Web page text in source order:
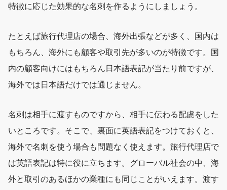
特徴に応じた効果的な名刺を作るようにしましょう。
たとえば旅行代理店の場合、海外出張などが多く、国内は
もちろん、海外にも顧客や取引先が多いのが特徴です。国
内の顧客向けにはもちろん日本語表記が当たり前ですが、
海外では日本語だけでは通じません。
名刺は相手に渡すものですから、相手に伝わる配慮をした
いところです。そこで、裏面に英語表記をつけておくと、
海外で名刺を使う場合も問題なく使えます。旅行代理店で
は英語表記は特に役に立ちます。グローバル社会の中、海
外と取引のあるほかの業種にも同じことがいえます。渡す